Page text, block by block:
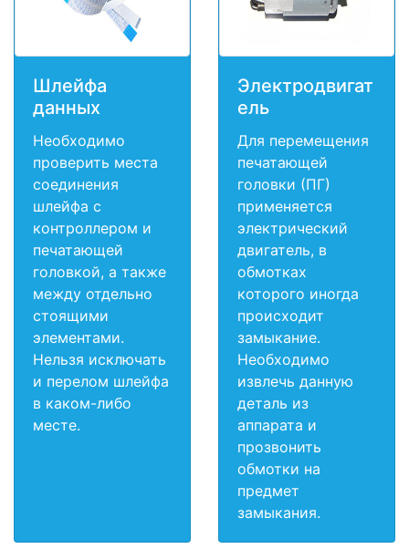
Шлейфа
данных
Необходимо
проверить места
соединения
шлейфа с
контроллером и
печатающей
головкой, а также
между отдельно
стоящими
элементами.
Нельзя исключать
и перелом шлейфа
в каком-либо
месте.
Электродвигат
ель
Для перемещения
печатающей
головки (ПГ)
применяется
электрический
двигатель, в
обмотках
которого иногда
происходит
замыкание.
Необходимо
извлечь данную
деталь из
аппарата и
прозвонить
обмотки на
предмет
замыкания.